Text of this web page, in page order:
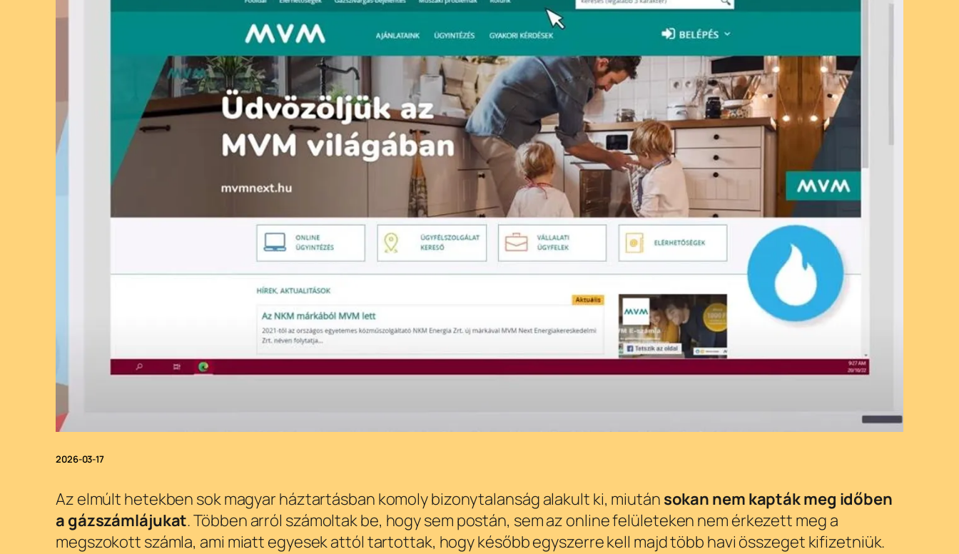
2026-03-17
Az elmúlt hetekben sok magyar háztartásban komoly bizonytalanság alakult ki, miután sokan nem kapták meg időben
a gázszámlájukat. Többen arról számoltak be, hogy sem postán, sem az online felületeken nem érkezett meg a
megszokott számla, ami miatt egyesek attól tartottak, hogy később egyszerre kell majd több havi összeget kifizetniük.